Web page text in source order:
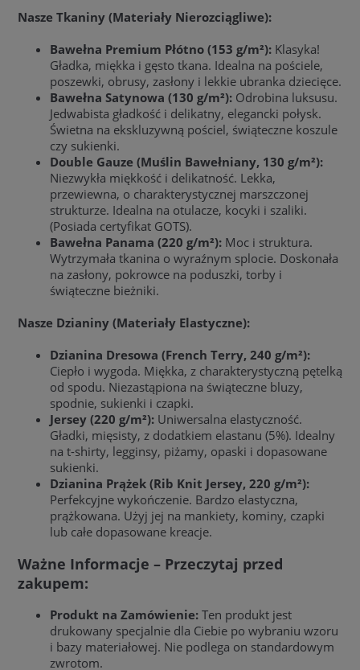
Nasze Tkaniny (Materiały Nierozciągliwe):
Bawełna Premium Płótno (153 g/m²): Klasyka!
Gładka, miękka i gęsto tkana. Idealna na pościele,
poszewki, obrusy, zasłony i lekkie ubranka dziecięce.
Bawełna Satynowa (130 g/m²): Odrobina luksusu.
Jedwabista gładkość i delikatny, elegancki połysk.
Świetna na ekskluzywną pościel, świąteczne koszule
czy sukienki.
Double Gauze (Muślin Bawełniany, 130 g/m²):
Niezwykła miękkość i delikatność. Lekka,
przewiewna, o charakterystycznej marszczonej
strukturze. Idealna na otulacze, kocyki i szaliki.
(Posiada certyfikat GOTS).
Bawełna Panama (220 g/m²): Moc i struktura.
Wytrzymała tkanina o wyraźnym splocie. Doskonała
na zasłony, pokrowce na poduszki, torby i
świąteczne bieżniki.
Nasze Dzianiny (Materiały Elastyczne):
Dzianina Dresowa (French Terry, 240 g/m²):
Ciepło i wygoda. Miękka, z charakterystyczną pętelką
od spodu. Niezastąpiona na świąteczne bluzy,
spodnie, sukienki i czapki.
Jersey (220 g/m²): Uniwersalna elastyczność.
Gładki, mięsisty, z dodatkiem elastanu (5%). Idealny
na t-shirty, legginsy, piżamy, opaski i dopasowane
sukienki.
Dzianina Prążek (Rib Knit Jersey, 220 g/m²):
Perfekcyjne wykończenie. Bardzo elastyczna,
prążkowana. Użyj jej na mankiety, kominy, czapki
lub całe dopasowane kreacje.
Ważne Informacje – Przeczytaj przed
zakupem:
Produkt na Zamówienie: Ten produkt jest
drukowany specjalnie dla Ciebie po wybraniu wzoru
i bazy materiałowej. Nie podlega on standardowym
zwrotom.